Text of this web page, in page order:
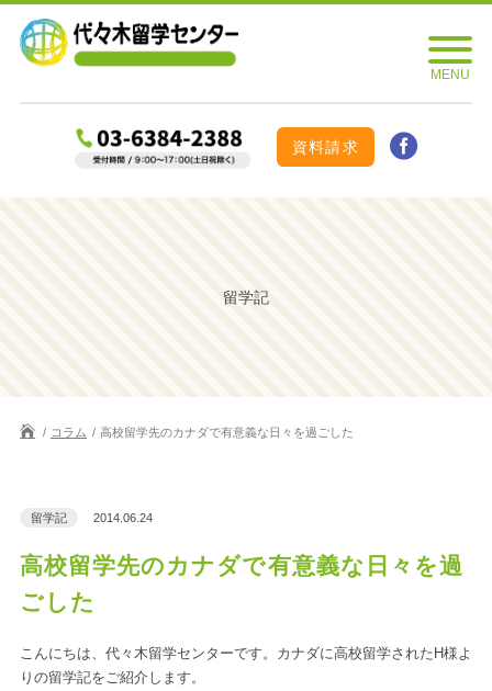
資料請求
留学記
コラム 高校留学先のカナダで有意義な日々を過ごした
留学記 2014.06.24
高校留学先のカナダで有意義な日々を過
ごした
こんにちは、代々木留学センターです。カナダに高校留学されたH様よ
りの留学記をご紹介します。